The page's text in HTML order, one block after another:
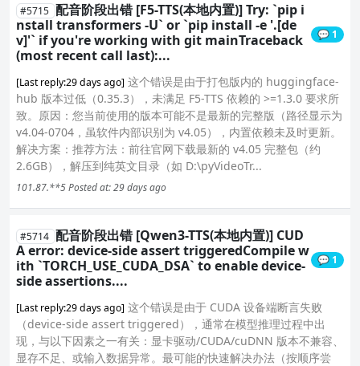
#5715 配音阶段出错 [F5-TTS(本地内置)] Try: `pip i
nstall transformers -U` or `pip install -e '.[de
v]'` if you're working with git mainTraceback
(most recent call last):...
💬 1
[Last reply:29 days ago] 这个错误是由于打包版内的 huggingface-
hub 版本过低（0.35.3），未满足 F5-TTS 依赖的 >=1.3.0 要求所
致。原因：您当前使用的版本可能不是最新的完整版（路径显示为
v4.04-0704，虽软件内部识别为 v4.05），内置依赖未及时更新。
解决方案：推荐方法：前往官网下载最新的 v4.05 完整包（约
2.6GB），解压到纯英文目录（如 D:\pyVideoTr...
101.87.**5Posted at: 29 days ago
#5714 配音阶段出错 [Qwen3-TTS(本地内置)] CUD
A error: device-side assert triggeredCompile w
ith `TORCH_USE_CUDA_DSA` to enable device-
side assertions....
💬 1
[Last reply:29 days ago] 这个错误是由于 CUDA 设备端断言失败
（device-side assert triggered），通常在模型推理过程中出
现，与以下因素之一有关：显卡驱动/CUDA/cuDNN 版本不兼容、
显存不足、或输入数据异常。最可能的快速解决办法（按顺序尝